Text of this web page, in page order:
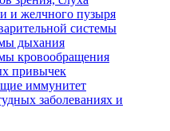
и желчного пузыря
системы
дыхания
кровообращения
привычек
иммунитет
заболеваниях и